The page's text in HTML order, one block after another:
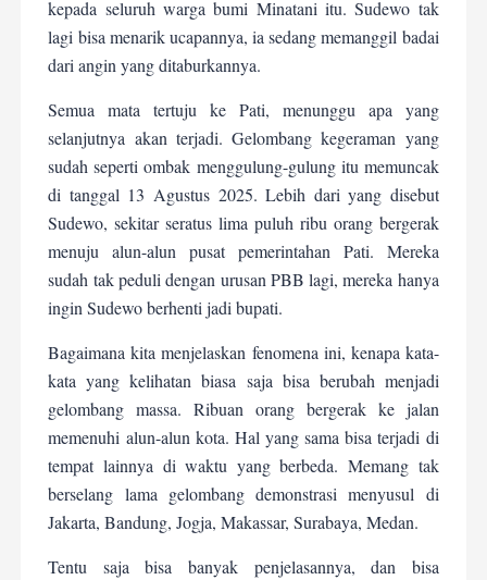
kepada seluruh warga bumi Minatani itu. Sudewo tak
lagi bisa menarik ucapannya, ia sedang memanggil badai
dari angin yang ditaburkannya.
Semua mata tertuju ke Pati, menunggu apa yang
selanjutnya akan terjadi. Gelombang kegeraman yang
sudah seperti ombak menggulung-gulung itu memuncak
di tanggal 13 Agustus 2025. Lebih dari yang disebut
Sudewo, sekitar seratus lima puluh ribu orang bergerak
menuju alun-alun pusat pemerintahan Pati. Mereka
sudah tak peduli dengan urusan PBB lagi, mereka hanya
ingin Sudewo berhenti jadi bupati.
Bagaimana kita menjelaskan fenomena ini, kenapa kata-
kata yang kelihatan biasa saja bisa berubah menjadi
gelombang massa. Ribuan orang bergerak ke jalan
memenuhi alun-alun kota. Hal yang sama bisa terjadi di
tempat lainnya di waktu yang berbeda. Memang tak
berselang lama gelombang demonstrasi menyusul di
Jakarta, Bandung, Jogja, Makassar, Surabaya, Medan.
Tentu saja bisa banyak penjelasannya, dan bisa